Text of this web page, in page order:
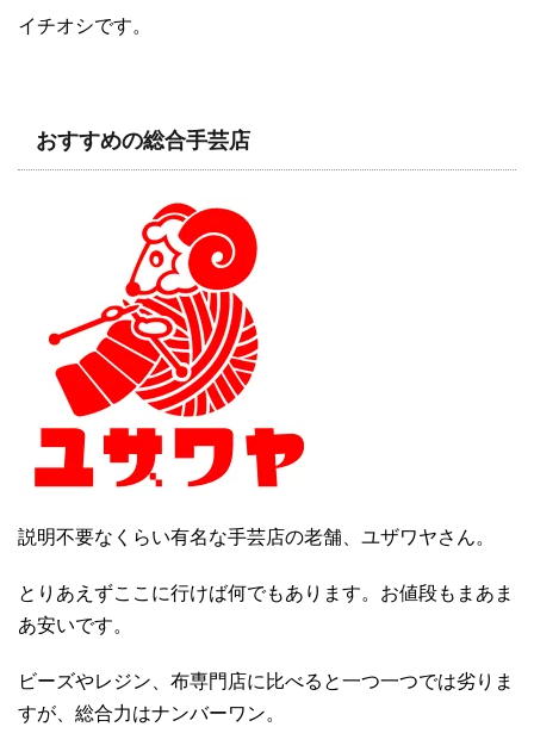
イチオシです。
おすすめの総合手芸店
説明不要なくらい有名な手芸店の老舗、ユザワヤさん。
とりあえずここに行けば何でもあります。お値段もまあま
あ安いです。
ビーズやレジン、布専門店に比べると一つ一つでは劣りま
すが、総合力はナンバーワン。